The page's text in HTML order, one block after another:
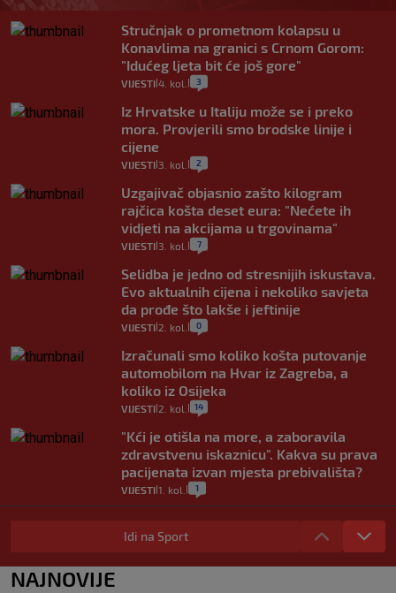
Stručnjak o prometnom kolapsu u
Konavlima na granici s Crnom Gorom:
"Idućeg ljeta bit će još gore"
VIJESTI 4. kol. 3
Iz Hrvatske u Italiju može se i preko
mora. Provjerili smo brodske linije i
cijene
VIJESTI 3. kol. 2
Uzgajivač objasnio zašto kilogram
rajčica košta deset eura: "Nećete ih
vidjeti na akcijama u trgovinama"
VIJESTI 3. kol. 7
Selidba je jedno od stresnijih iskustava.
Evo aktualnih cijena i nekoliko savjeta
da prođe što lakše i jeftinije
VIJESTI 2. kol. 0
Izračunali smo koliko košta putovanje
automobilom na Hvar iz Zagreba, a
koliko iz Osijeka
VIJESTI 2. kol. 14
"Kći je otišla na more, a zaboravila
zdravstvenu iskaznicu". Kakva su prava
pacijenata izvan mjesta prebivališta?
VIJESTI 1. kol. 1
Provjerili smo "što ćemo onda" ako
Plenković na 15 dana ukine mjere: "Ne bi
se dogodilo ništa. Vlada se zaljubila u te
intervencije"
Idi na Sport
NAJNOVIJE